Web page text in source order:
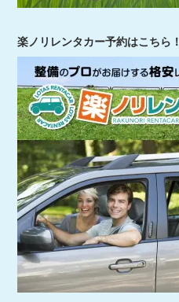
楽ノリレンタカー予約はこちら！